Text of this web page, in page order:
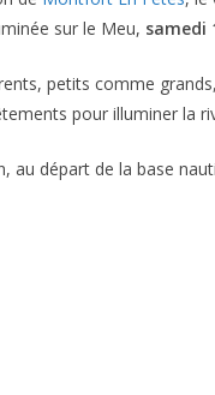
sur le Meu, samedi
petits comme
pour illuminer la
au départ de la base